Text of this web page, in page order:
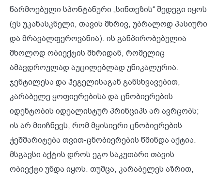
წარმოებული სპონტანური „სინთეზის“ შედეგი იყოს
(ეს უკანასკნელი, თავის მხრივ, უბრალოდ პასიური
და მრავალფეროვანია). ის განპირობებულია
მხოლოდ ობიექტის მხრიდან, რომელიც
ამავდროულად აუცილებლად უნიკალურია.
ჯენტილესა და ჰეგელისაგან განსხვავებით,
კარაბელე ყოფიერებისა და ცნობიერების
იდენტობის იდეალისტურ პრინციპს არ ავრცობს;
ის არ მიიჩნევს, რომ მყისიერი ცნობიერების
ჭეშმარიტება თვით-ცნობიერების წმინდა აქტია.
მსგავსი აქტის დროს ეგო საკუთარი თავის
ობიექტი უნდა იყოს. თუმცა, კარაბელეს აზრით,